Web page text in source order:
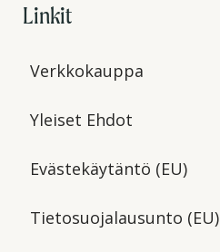
Linkit
Verkkokauppa
Yleiset Ehdot
Evästekäytäntö (EU)
Tietosuojalausunto (EU)